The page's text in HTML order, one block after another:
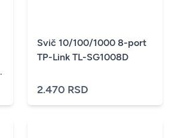
eSmart/4xPoE/Desktop
Svič 10/100/1000 8-port
TP-Link TL-SG1008D
2.470 RSD